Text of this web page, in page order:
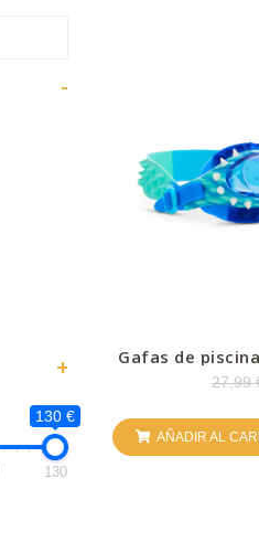
-
+
130 €
130
Gafas de
–
27,99
AÑADIR AL